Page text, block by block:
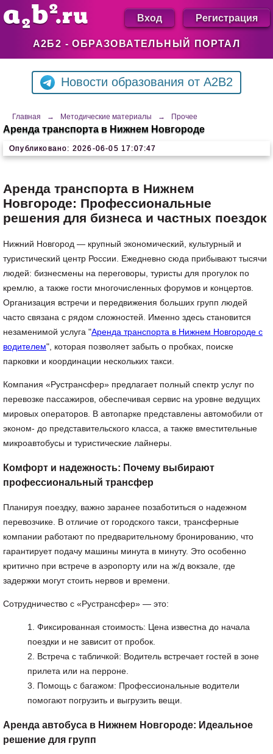
А2Б2 - ОБРАЗОВАТЕЛЬНЫЙ ПОРТАЛ
Вход Регистрация
Новости образования от A2B2
Главная → Методические материалы → Прочее
Аренда транспорта в Нижнем Новгороде
Опубликовано: 2026-06-05 17:07:47
Аренда транспорта в Нижнем
Новгороде: Профессиональные
решения для бизнеса и частных поездок
Нижний Новгород — крупный экономический, культурный и
туристический центр России. Ежедневно сюда прибывают тысячи
людей: бизнесмены на переговоры, туристы для прогулок по
кремлю, а также гости многочисленных форумов и концертов.
Организация встречи и передвижения больших групп людей
часто связана с рядом сложностей. Именно здесь становится
незаменимой услуга "Аренда транспорта в Нижнем Новгороде с
водителем", которая позволяет забыть о пробках, поиске
парковки и координации нескольких такси.
Компания «Рустрансфер» предлагает полный спектр услуг по
перевозке пассажиров, обеспечивая сервис на уровне ведущих
мировых операторов. В автопарке представлены автомобили от
эконом- до представительского класса, а также вместительные
микроавтобусы и туристические лайнеры.
Комфорт и надежность: Почему выбирают
профессиональный трансфер
Планируя поездку, важно заранее позаботиться о надежном
перевозчике. В отличие от городского такси, трансферные
компании работают по предварительному бронированию, что
гарантирует подачу машины минута в минуту. Это особенно
критично при встрече в аэропорту или на ж/д вокзале, где
задержки могут стоить нервов и времени.
Сотрудничество с «Рустрансфер» — это:
Фиксированная стоимость: Цена известна до начала
поездки и не зависит от пробок.
Встреча с табличкой: Водитель встречает гостей в зоне
прилета или на перроне.
Помощь с багажом: Профессиональные водители
помогают погрузить и выгрузить вещи.
Аренда автобуса в Нижнем Новгороде: Идеальное
решение для групп